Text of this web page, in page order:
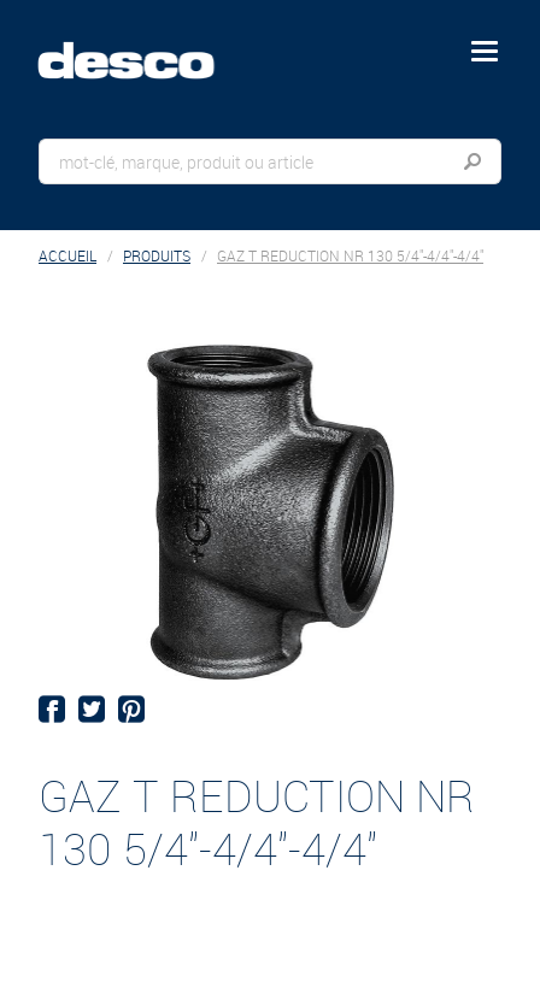
menu
ACCUEIL PRODUITS GAZ T REDUCTION NR 130 5/4"-4/4"-4/4"
GAZ T REDUCTION NR
130 5/4"-4/4"-4/4"